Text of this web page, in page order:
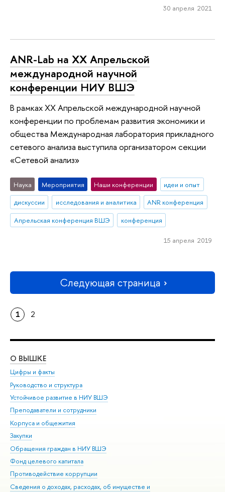
30 апреля 2021
ANR-Lab на XX Апрельской
международной научной
конференции НИУ ВШЭ
В рамках XX Апрельской международной научной
конференции по проблемам развития экономики и
общества Международная лаборатория прикладного
сетевого анализа выступила организатором секции
«Сетевой анализ»
Наука Мероприятия Наши конференции
идеи и опыт
дискуссии
исследования и аналитика
ANR конференция
Апрельская конференция ВШЭ
конференция
15 апреля 2019
Следующая страница
1 2
О ВЫШКЕ
Цифры и факты
Руководство и структура
Устойчивое развитие в НИУ ВШЭ
Преподаватели и сотрудники
Корпуса и общежития
Закупки
Обращения граждан в НИУ ВШЭ
Фонд целевого капитала
Противодействие коррупции
Сведения о доходах, расходах, об имуществе и